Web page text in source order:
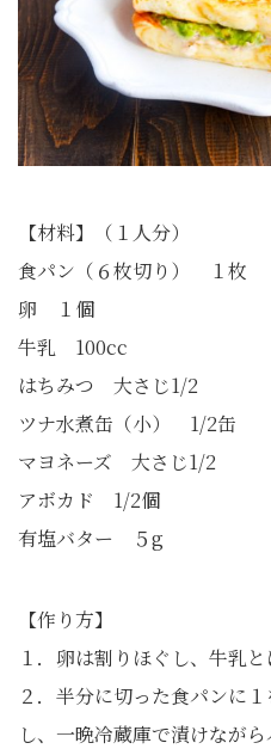
【材料】（１人分）
食パン（６枚切り） １枚
卵 １個
牛乳 100cc
はちみつ 大さじ1/2
ツナ水煮缶（小） 1/2缶
マヨネーズ 大さじ1/2
アボカド 1/2個
有塩バター ５g
【作り方】
１．卵は割りほぐし、牛乳
２．半分に切った食パンに
し、一晩冷蔵庫で漬けなが